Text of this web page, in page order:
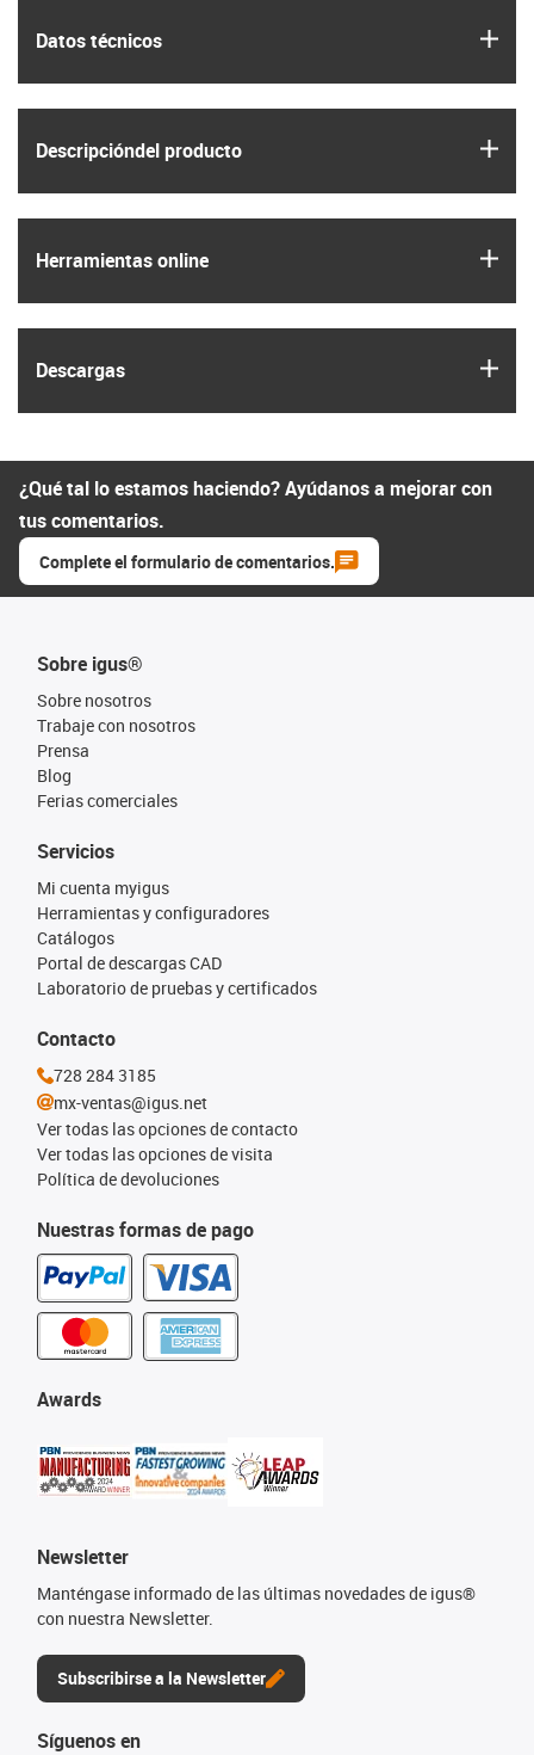
Datos técnicos
Descripción­del producto
Herramientas online
Descargas
¿Qué tal lo estamos haciendo? Ayúdanos a mejorar con
tus comentarios.
Complete el formulario de comentarios.
Sobre igus®
Sobre nosotros
Trabaje con nosotros
Prensa
Blog
Ferias comerciales
Nuestras formas de pago
Servicios
Mi cuenta myigus
Herramientas y configuradores
Catálogos
Portal de descargas CAD
Laboratorio de pruebas y certificados
Awards
Newsletter
Manténgase informado de las últimas novedades de igus®
con nuestra Newsletter.
Subscribirse a la Newsletter
Contacto
728 284 3185
mx-ventas@igus.net
Ver todas las opciones de contacto
Ver todas las opciones de visita
Política de devoluciones
Síguenos en